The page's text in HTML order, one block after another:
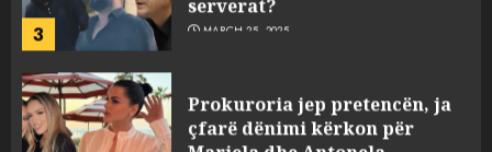
Mariela dhe Antonela
Berishën